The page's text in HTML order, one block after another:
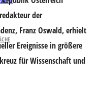
der
Franz Oswald, erhielt
Ereignisse in größere
für Wissenschaft und